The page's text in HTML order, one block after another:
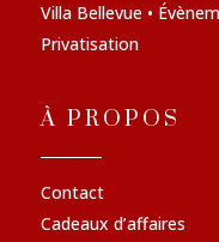
Villa Bellevue •
Privatisation
À PROPOS
Contact
Cadeaux d’affaires